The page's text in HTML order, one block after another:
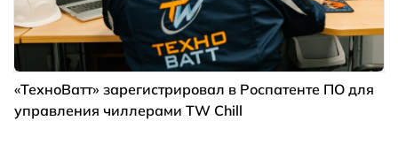
«ТехноВатт» зарегистрировал в Роспатенте ПО для
управления чиллерами TW Chill